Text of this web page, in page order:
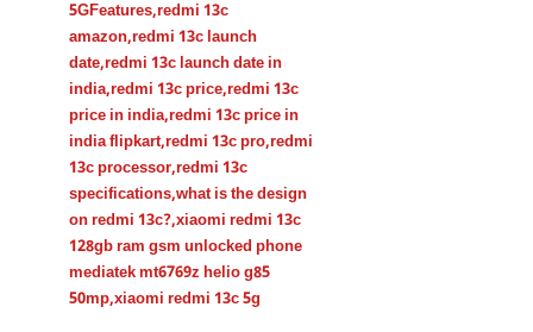
5GFeatures,redmi 13c
amazon,redmi 13c launch
date,redmi 13c launch date in
india,redmi 13c price,redmi 13c
price in india,redmi 13c price in
india flipkart,redmi 13c pro,redmi
13c processor,redmi 13c
specifications,what is the design
on redmi 13c?,xiaomi redmi 13c
128gb ram gsm unlocked phone
mediatek mt6769z helio g85
50mp,xiaomi redmi 13c 5g